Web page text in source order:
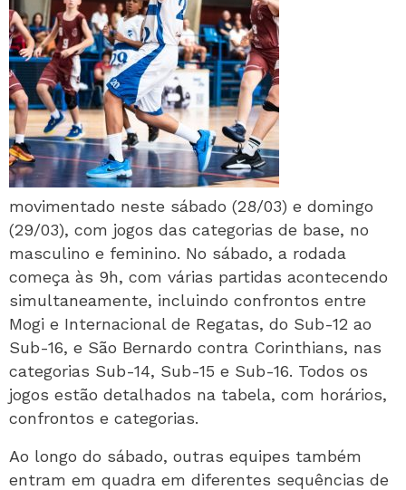
movimentado neste sábado (28/03) e domingo
(29/03), com jogos das categorias de base, no
masculino e feminino. No sábado, a rodada
começa às 9h, com várias partidas acontecendo
simultaneamente, incluindo confrontos entre
Mogi e Internacional de Regatas, do Sub-12 ao
Sub-16, e São Bernardo contra Corinthians, nas
categorias Sub-14, Sub-15 e Sub-16. Todos os
jogos estão detalhados na tabela, com horários,
confrontos e categorias.
Ao longo do sábado, outras equipes também
entram em quadra em diferentes sequências de